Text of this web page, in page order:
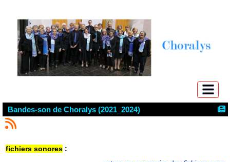
Bandes-son de Choralys (2021_2024)
fichiers sonores: